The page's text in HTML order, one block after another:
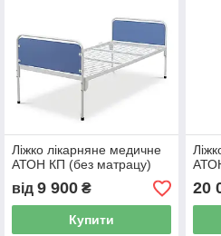
Ліжко лікарняне медичне
АТОН КП (без матрацу)
від 9 900₴
Купити
20